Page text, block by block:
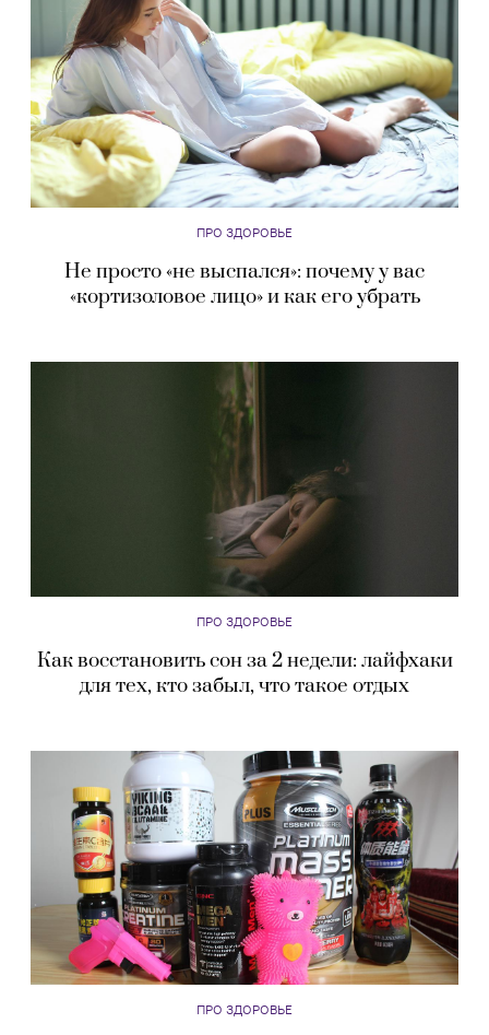
ПРО ЗДОРОВЬЕ
Не просто «не выспался»: почему у вас
«кортизоловое лицо» и как его убрать
ПРО ЗДОРОВЬЕ
Как восстановить сон за 2 недели: лайфхаки
для тех, кто забыл, что такое отдых
ПРО ЗДОРОВЬЕ